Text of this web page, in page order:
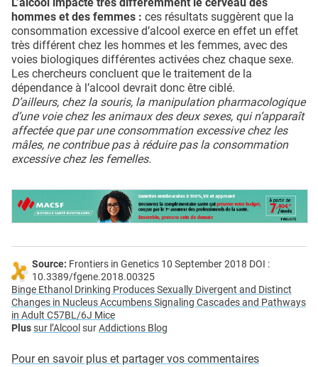
hommes et des femmes : ces résultats suggèrent que la
consommation excessive d’alcool exerce en effet un effet
très différent chez les hommes et les femmes, avec des
voies biologiques différentes activées chez chaque sexe.
Les chercheurs concluent que le traitement de la
dépendance à l’alcool devrait donc être ciblé.
D’ailleurs, chez la souris, la manipulation pharmacologique
d’une voie chez les animaux des deux sexes, qui n’apparaît
affectée que par une consommation excessive chez les
mâles, ne contribue pas à réduire pas la consommation
excessive chez les femelles.
Source: Frontiers in Genetics 10 September 2018 DOI :
10.3389/fgene.2018.00325
Binge Ethanol Drinking Produces Sexually Divergent and Distinct
Changes in Nucleus Accumbens Signaling Cascades and Pathways
in Adult C57BL/6J Mice
Plussur l’AlcoolsurAddictions Blog
Pour en savoir plus et partager vos commentaires